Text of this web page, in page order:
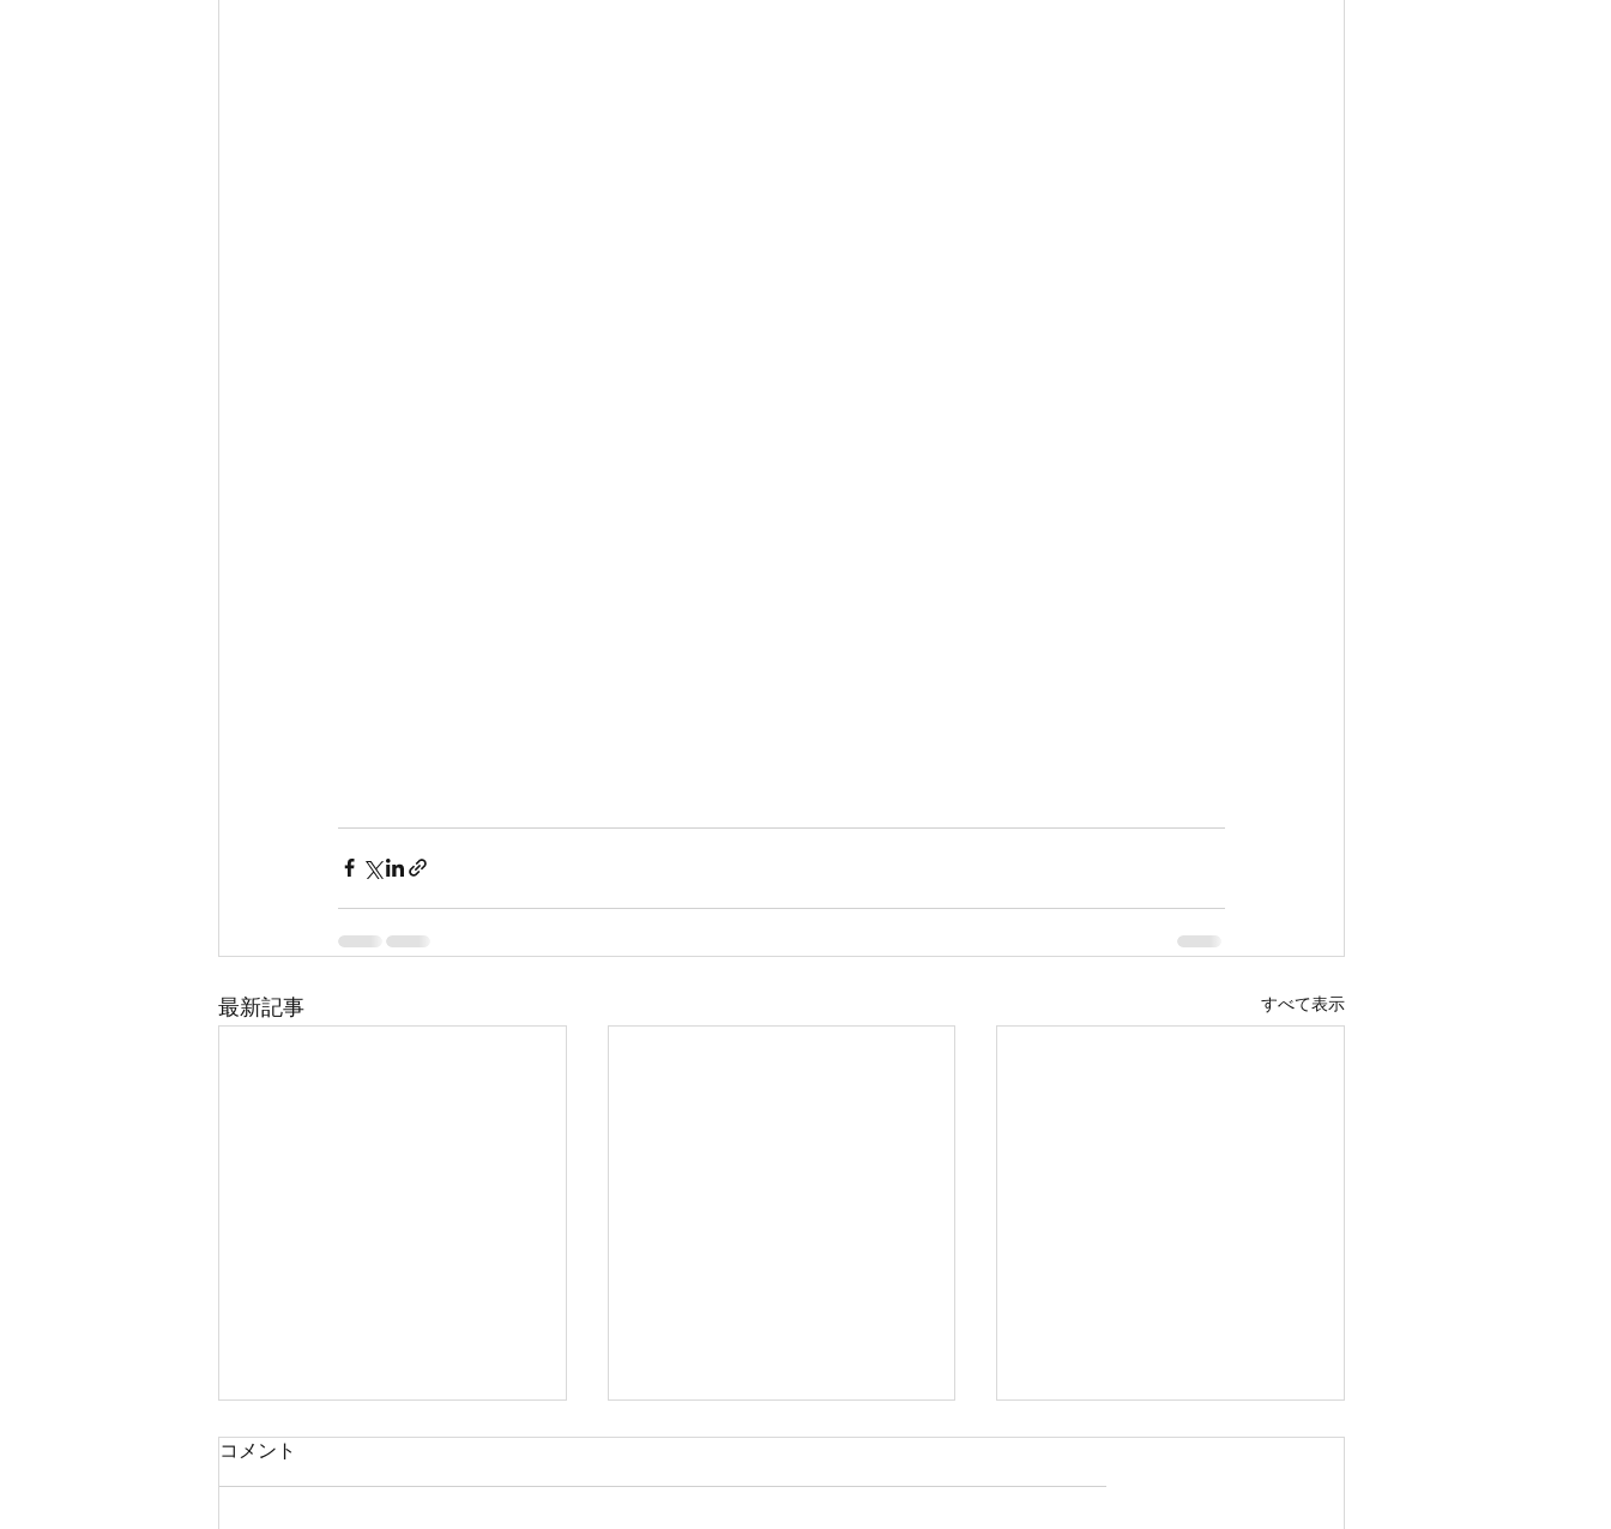
最新記事 すべて表示
コメント